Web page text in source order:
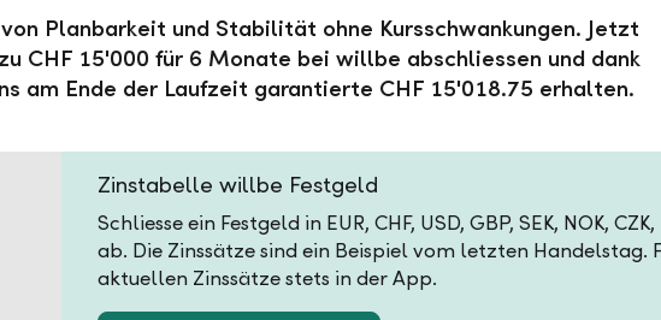
Planbarkeit und Stabilität ohne Kursschwankungen. Jetzt
CHF 15'000 für 6 Monate bei willbe abschliessen und dank
am Ende der Laufzeit garantierte CHF 15'018.75 erhalten.
Zinstabelle willbe Festgeld
Schliesse ein Festgeld in EUR, CHF, USD, GBP, SEK, NOK,
ab. Die Zinssätze sind ein Beispiel vom letzten Handelstag.
aktuellen Zinssätze stets in der App.